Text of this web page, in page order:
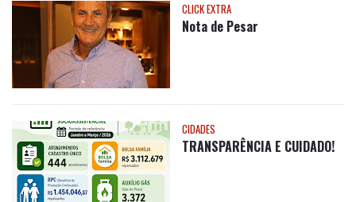
CLICK EXTRA
Nota de Pesar
CIDADES
TRANSPARÊNCIA E CUIDADO!